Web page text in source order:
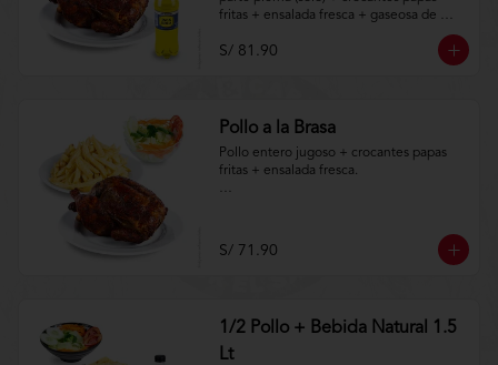
fritas + ensalada fresca + gaseosa de
S/ 81.90
Pollo a la Brasa
Pollo entero jugoso + crocantes papas
fritas + ensalada fresca.
m/TYCGenerales
S/ 71.90
1/2 Pollo + Bebida Natural 1.5
Lt